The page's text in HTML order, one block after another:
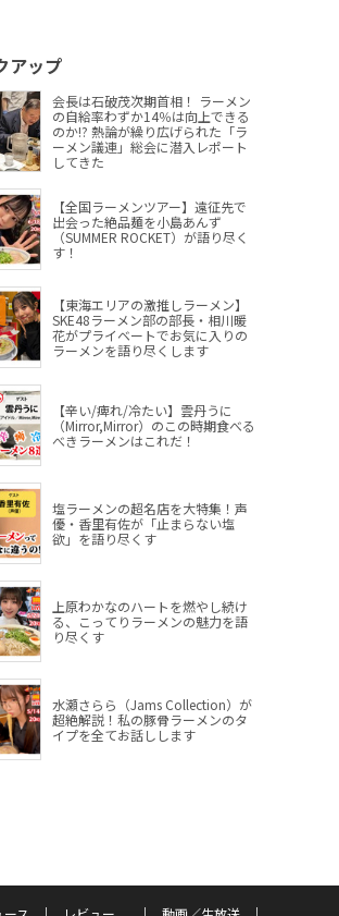
アップ
会長は石破茂次期首相！ ラーメン
の自給率わずか14％は向上できる
のか!? 熱論が繰り広げられた「ラ
ーメン議連」総会に潜入レポート
してきた
【全国ラーメンツアー】遠征先で
出会った絶品麺を小島あんず
（SUMMER ROCKET）が語り尽く
す！
【東海エリアの激推しラーメン】
SKE48ラーメン部の部長・相川暖
花がプライベートでお気に入りの
ラーメンを語り尽くします
【辛い/痺れ/冷たい】雲丹うに
（Mirror,Mirror）のこの時期食べる
べきラーメンはこれだ！
塩ラーメンの超名店を大特集！声
優・香里有佐が「止まらない塩
欲」を語り尽くす
上原わかなのハートを燃やし続け
る、こってりラーメンの魅力を語
り尽くす
水瀬さらら（Jams Collection）が
超絶解説！私の豚骨ラーメンのタ
イプを全てお話しします